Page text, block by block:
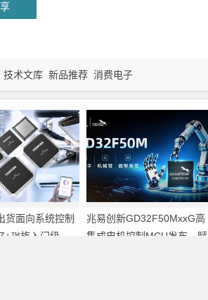
技术文库 新品推荐 消费电子
货面向系统控制
族入门级
兆易创新GD32F50MxxG高
集成电机控制MCU发布，赋